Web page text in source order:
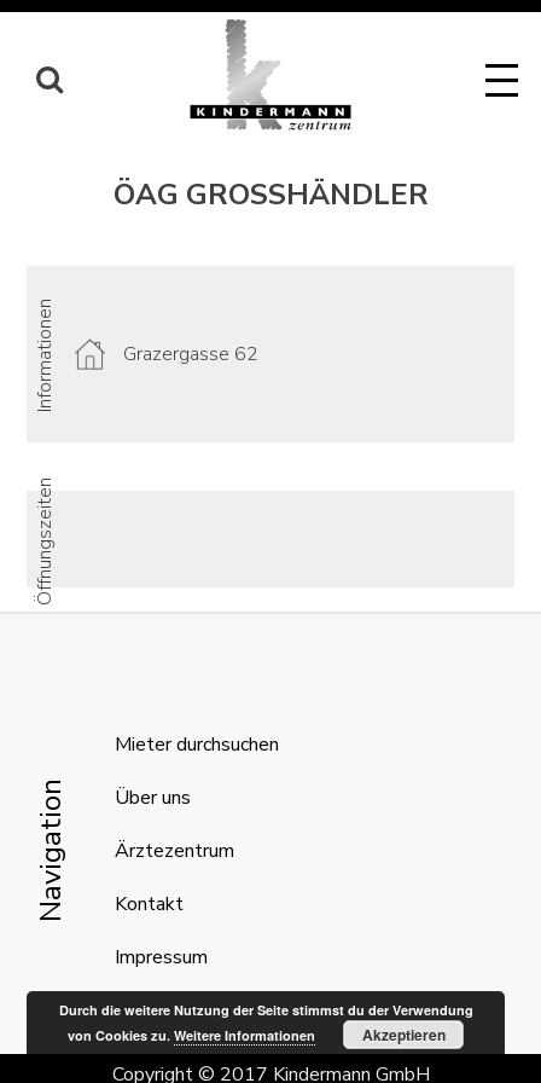
Skip
content
ÖAG GROSSHÄNDLER
Informationen Grazergasse 62
Öffnungszeiten
Navigation
Mieter durchsuchen
Über uns
Ärztezentrum
Kontakt
Impressum
Copyright © 2017 Kindermann GmbH
Durch die weitere Nutzung der Seite stimmst du der Verwendung
von Cookies zu.Weitere Informationen Akzeptieren